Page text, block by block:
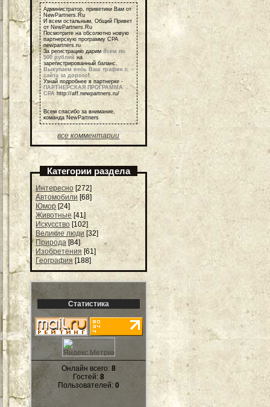
Администратор, приветики Вам от
NewPartners.Ru
И всем остальным, Общий Привет
от NewPartners.Ru
Посмотрите на обсолютно новую
партнерскую программу СРА
newpartners.ru
За регистрацию дарим всем по
500 рублей на
зарегистрированный баланс.
Выкупаем весь Ваш трафик с
сайта за дорого!
Узнай подробнее в партнерке -
ПАРТНЕРСКАЯ ПРОГРАММА
СРА http://aff.newpartners.ru/
Всем спасибо за внимание,
команда NewPartners
все комментарии
Категории раздела
Интересно [272]
Автомобили [68]
Юмор [24]
Животные [41]
Искусство [102]
Великие люди [32]
Природа [84]
Изобретения [61]
География [188]
Статистика
Онлайн всего: 8
Гостей: 8
Пользователей: 0